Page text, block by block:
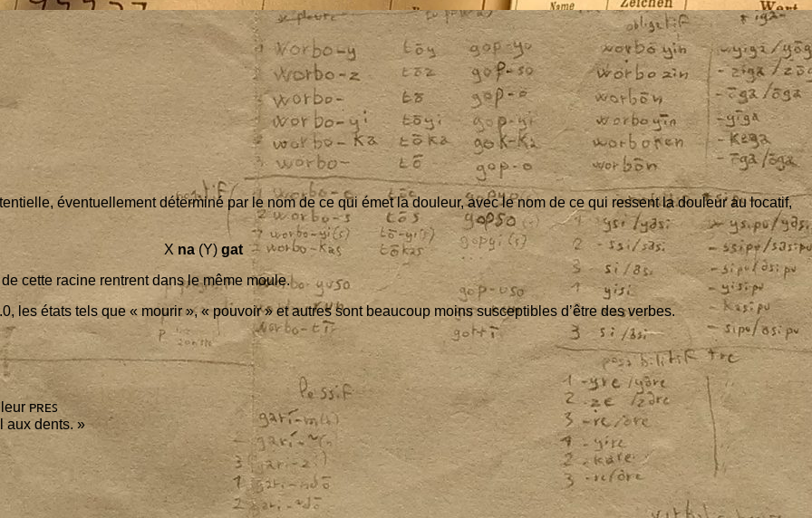
éven­tuel­le­ment déter­mi­né par le nom de ce qui émet la dou­leur, avec le nom de ce qui res­sent la dou­leur au loca­tif,
X na(Y) gat
cette racine rentrent dans le même moule.
.0, les états tels que « mou­rir », « pou­voir » et autres sont beau­coup moins sus­cep­tibles d’être des verbes.
ᴘʀᴇꜱ
aux dents. »